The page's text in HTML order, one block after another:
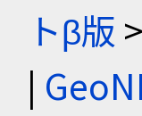
トβ版
|